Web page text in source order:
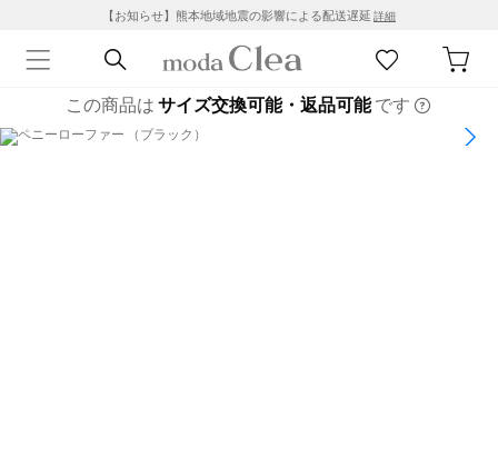
【お知らせ】熊本地域地震の影響による配送遅延 詳細
この商品は サイズ交換可能・返品可能です
1/6